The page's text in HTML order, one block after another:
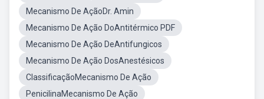
Mecanismo De AçãoDr. Amin
Mecanismo De Ação DoAntitérmico PDF
Mecanismo De Ação DeAntifungicos
Mecanismo De Ação DosAnestésicos
ClassificaçãoMecanismo De Ação
PenicilinaMecanismo De Ação